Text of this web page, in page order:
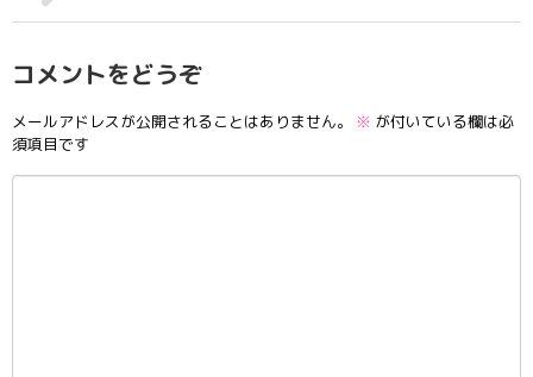
コメントをどうぞ
メールアドレスが公開されることはありません。 ※ が付いている欄は必
須項目です